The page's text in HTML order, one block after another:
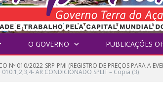
O GOVERNO PUBLICAÇÕES
Nº 010/2022-SRP-PMI (REGISTRO DE PREÇOS PARA A
010.1,2,3,4- AR CONDICIONADO SPLIT – Copia (3)